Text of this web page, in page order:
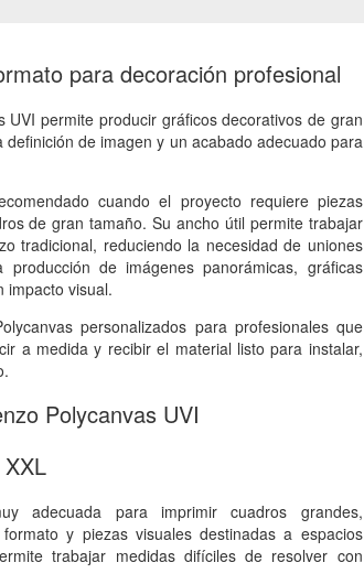
para decoración profesional
UVI permite producir gráficos decorativos de gran
de imagen y un acabado adecuado para
cuando el proyecto requiere piezas
de gran tamaño. Su ancho útil permite trabajar
tradicional, reduciendo la necesidad de uniones
de imágenes panorámicas, gráficas
impacto visual.
personalizados para profesionales que
a medida y recibir el material listo para instalar,
Polycanvas UVI
adecuada para imprimir cuadros grandes,
y piezas visuales destinadas a espacios
trabajar medidas difíciles de resolver con